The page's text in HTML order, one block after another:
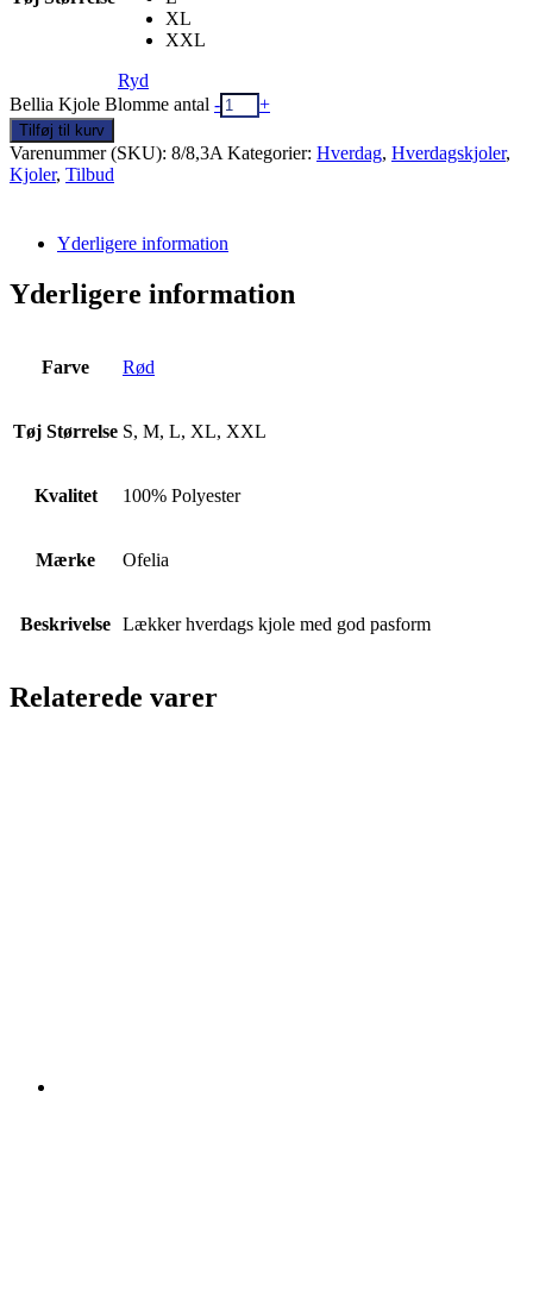
XL
XXL
Ryd
Bellia Kjole Blomme antal - +
Tilføj til kurv
Varenummer (SKU): 8/8,3A Kategorier: Hverdag, Hverdagskjoler,
Kjoler, Tilbud
Yderligere information
Yderligere information
Farve Rød
Tøj Størrelse S, M, L, XL, XXL
Kvalitet 100% Polyester
Mærke Ofelia
Beskrivelse Lækker hverdags kjole med god pasform
Relaterede varer